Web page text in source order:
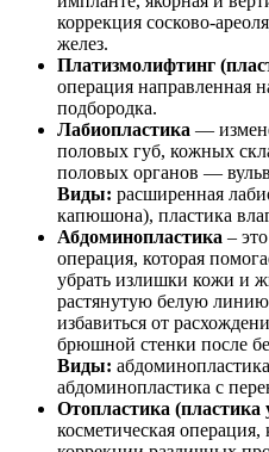
коррекция сосково-
желез.
Платизмолифтинг
операция направленная
подбородка.
Лабиопластика —
половых губ, кожных
половых органов —
Виды: расширенная
капюшона), пластика
Абдоминопластика –
операция, которая
убрать излишки кожи и
растянутую белую линию
избавиться от
брюшной стенки после
Виды:
абдоминопластика с
Отопластика
косметическая операция,